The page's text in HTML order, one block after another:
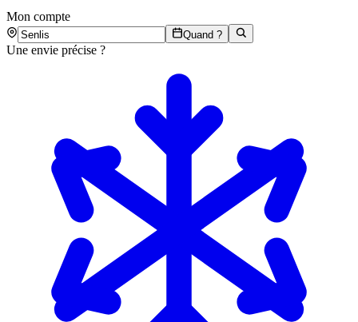
Mon compte
Quand ?
Une envie précise ?